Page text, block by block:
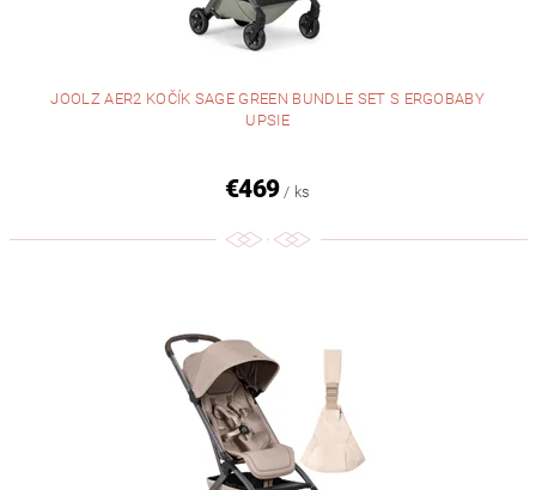
JOOLZ AER2 KOČÍK SAGE GREEN BUNDLE SET S ERGOBABY
UPSIE
€469 / ks